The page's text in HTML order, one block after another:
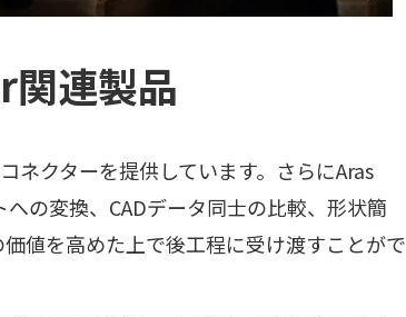
連製品
ネクターを提供しています。さらにAras
の変換、CADデータ同士の比較、形状簡
値を高めた上で後工程に受け渡すことがで